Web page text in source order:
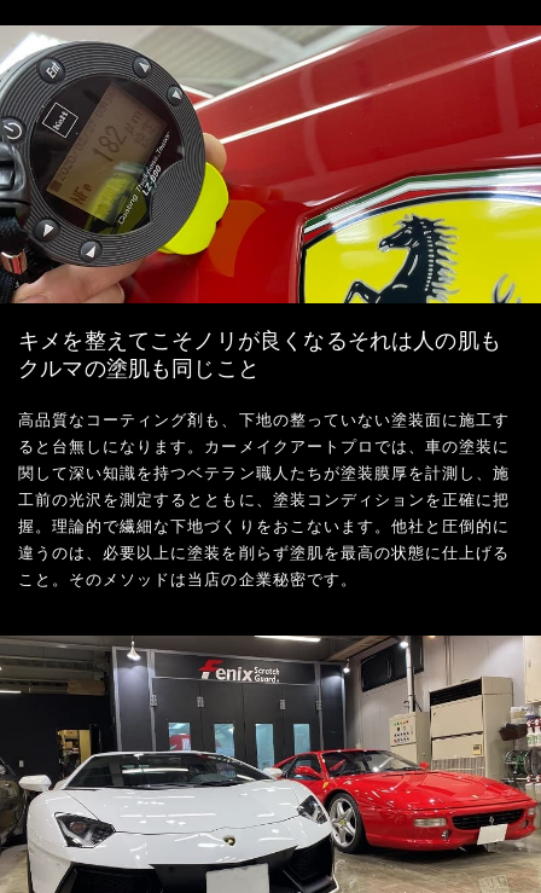
キメを整えてこそノリが良くなるそれは人の肌も
クルマの塗肌も同じこと
高品質なコーティング剤も、下地の整っていない塗装面に施工す
ると台無しになります。カーメイクアートプロでは、車の塗装に
関して深い知識を持つベテラン職人たちが塗装膜厚を計測し、施
工前の光沢を測定するとともに、塗装コンディションを正確に把
握。理論的で繊細な下地づくりをおこないます。他社と圧倒的に
違うのは、必要以上に塗装を削らず塗肌を最高の状態に仕上げる
こと。そのメソッドは当店の企業秘密です。